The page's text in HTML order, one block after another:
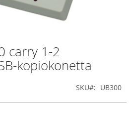
carry 1-2
kopiokonetta
SKU UB300